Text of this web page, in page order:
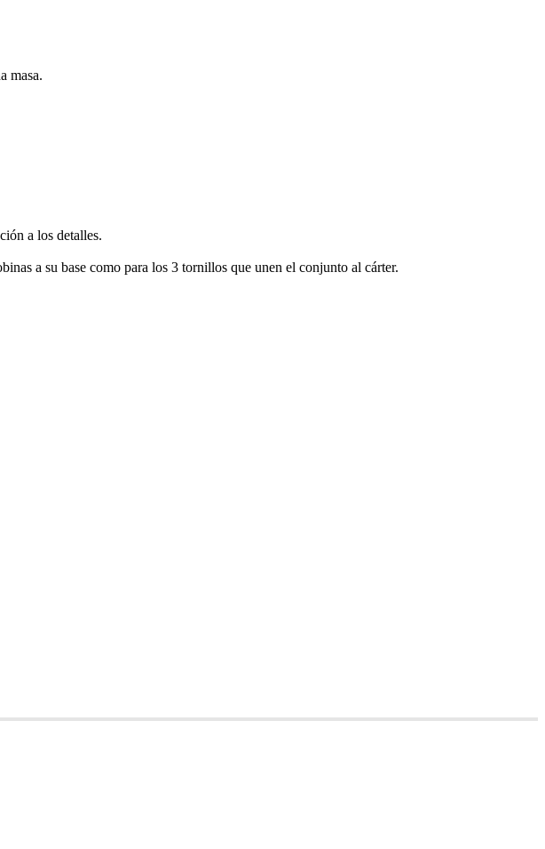
masa.
a los detalles.
a su base como para los 3 tornillos que unen el conjunto al cárter.